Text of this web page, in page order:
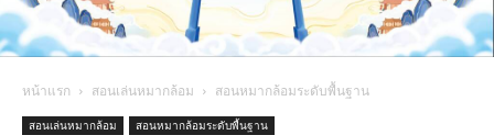
หน้าแรก สอนเล่นหมากล้อม สอนหมากล้อมระดับพื้นฐาน
สอนเล่นหมากล้อม สอนหมากล้อมระดับพื้นฐาน